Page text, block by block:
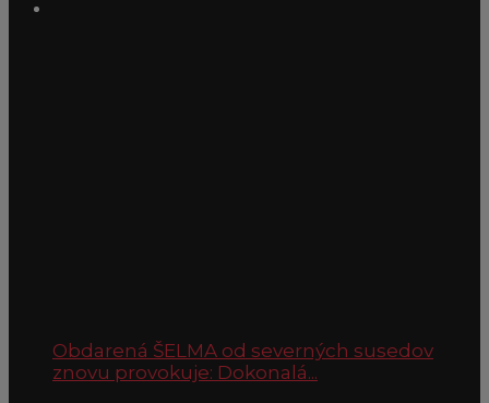
Obdarená ŠELMA od severných susedov
znovu provokuje: Dokonalá...